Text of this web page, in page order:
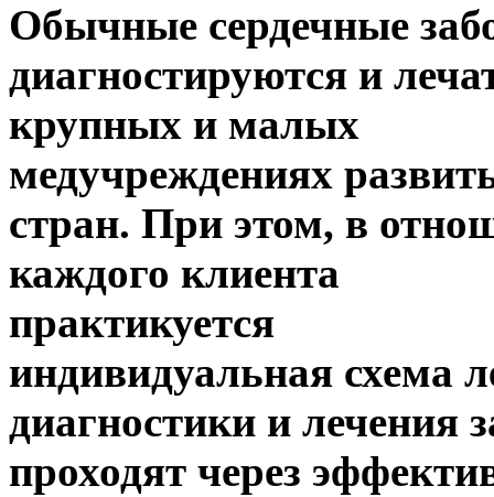
Обычные сердечные
диагностируются и
крупных и малых
медучреждениях
стран. При этом, в
каждого клиента
практикуется
индивидуальная схема
диагностики и лечения
проходят через